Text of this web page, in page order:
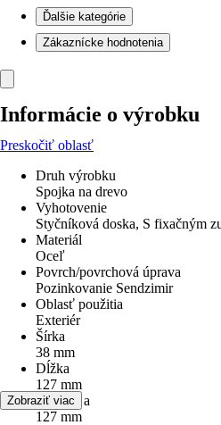
Ďalšie kategórie
Zákaznícke hodnotenia
Informácie o výrobku
Preskočiť oblasť
Druh výrobku
Spojka na drevo
Vyhotovenie
Styčníková doska, S fixačným
Materiál
Oceľ
Povrch/povrchová úprava
Pozinkovanie Sendzimir
Oblasť použitia
Exteriér
Šírka
38 mm
Dĺžka
127 mm
Rozmer a
127 mm
Zobraziť viac